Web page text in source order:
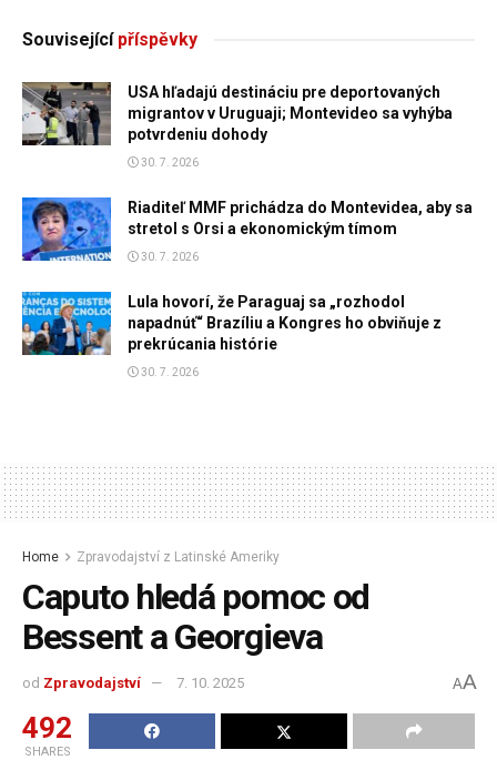
Souvisejícípříspěvky
USA hľadajú destináciu pre deportovaných
migrantov v Uruguaji; Montevideo sa vyhýba
potvrdeniu dohody
30. 7. 2026
Riaditeľ MMF prichádza do Montevidea, aby sa
stretol s Orsi a ekonomickým tímom
30. 7. 2026
Lula hovorí, že Paraguaj sa „rozhodol
napadnúť“ Brazíliu a Kongres ho obviňuje z
prekrúcania histórie
30. 7. 2026
Home Zpravodajství z Latinské Ameriky
Caputo hledá pomoc od
Bessent a Georgieva
od Zpravodajství 7. 10. 2025 AA
492
SHARES